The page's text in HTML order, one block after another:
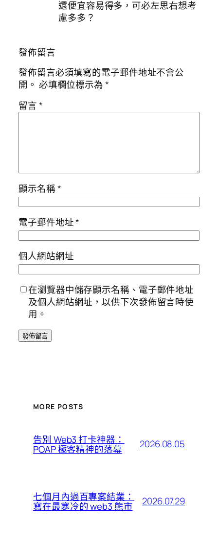
還便宜容易得多，可必左思右想考
慮多多？
發佈留言
發佈留言必須填寫的電子郵件地址不會公
開。 必填欄位標示為*
留言*
顯示名稱*
電子郵件地址*
個人網站網址
在瀏覽器中儲存顯示名稱、電子郵件地址
及個人網站網址，以供下次發佈留言時使
用。
MORE POSTS
告別 Web3 打卡神器：
POAP 極客精神的落幕 2026.08.05
七個月內過百專案結業：
寫在最寒冷的 web3 熊市 2026.07.29